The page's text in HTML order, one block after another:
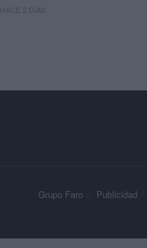
HACE 2 DÍAS
Grupo Faro Publicidad